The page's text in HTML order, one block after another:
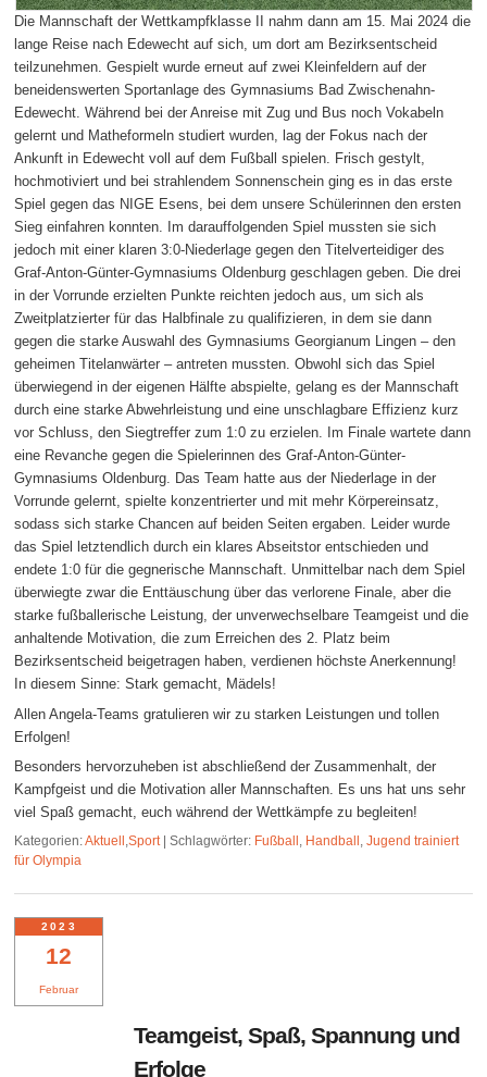
Die Mannschaft der Wettkampfklasse II nahm dann am 15. Mai 2024 die
lange Reise nach Edewecht auf sich, um dort am Bezirksentscheid
teilzunehmen. Gespielt wurde erneut auf zwei Kleinfeldern auf der
beneidenswerten Sportanlage des Gymnasiums Bad Zwischenahn-
Edewecht. Während bei der Anreise mit Zug und Bus noch Vokabeln
gelernt und Matheformeln studiert wurden, lag der Fokus nach der
Ankunft in Edewecht voll auf dem Fußball spielen. Frisch gestylt,
hochmotiviert und bei strahlendem Sonnenschein ging es in das erste
Spiel gegen das NIGE Esens, bei dem unsere Schülerinnen den ersten
Sieg einfahren konnten. Im darauffolgenden Spiel mussten sie sich
jedoch mit einer klaren 3:0‑Niederlage gegen den Titelverteidiger des
Graf-Anton-Günter-Gymnasiums Oldenburg geschlagen geben. Die drei
in der Vorrunde erzielten Punkte reichten jedoch aus, um sich als
Zweitplatzierter für das Halbfinale zu qualifizieren, in dem sie dann
gegen die starke Auswahl des Gymnasiums Georgianum Lingen – den
geheimen Titelanwärter – antreten mussten. Obwohl sich das Spiel
überwiegend in der eigenen Hälfte abspielte, gelang es der Mannschaft
durch eine starke Abwehrleistung und eine unschlagbare Effizienz kurz
vor Schluss, den Siegtreffer zum 1:0 zu erzielen. Im Finale wartete dann
eine Revanche gegen die Spielerinnen des Graf-Anton-Günter-
Gymnasiums Oldenburg. Das Team hatte aus der Niederlage in der
Vorrunde gelernt, spielte konzentrierter und mit mehr Körpereinsatz,
sodass sich starke Chancen auf beiden Seiten ergaben. Leider wurde
das Spiel letztendlich durch ein klares Abseitstor entschieden und
endete 1:0 für die gegnerische Mannschaft. Unmittelbar nach dem Spiel
überwiegte zwar die Enttäuschung über das verlorene Finale, aber die
starke fußballerische Leistung, der unverwechselbare Teamgeist und die
anhaltende Motivation, die zum Erreichen des 2. Platz beim
Bezirksentscheid beigetragen haben, verdienen höchste Anerkennung!
In diesem Sinne: Stark gemacht, Mädels!
Allen Angela-Teams gratulieren wir zu starken Leistungen und tollen
Erfolgen!
Besonders hervorzuheben ist abschließend der Zusammenhalt, der
Kampfgeist und die Motivation aller Mannschaften. Es uns hat uns sehr
viel Spaß gemacht, euch während der Wettkämpfe zu begleiten!
Kategorien:Aktuell ,Sport |Schlagwörter: Fußball , Handball ,Jugend trainiert
für Olympia
12
Februar
2023
Teamgeist, Spaß, Spannung und
Erfolge